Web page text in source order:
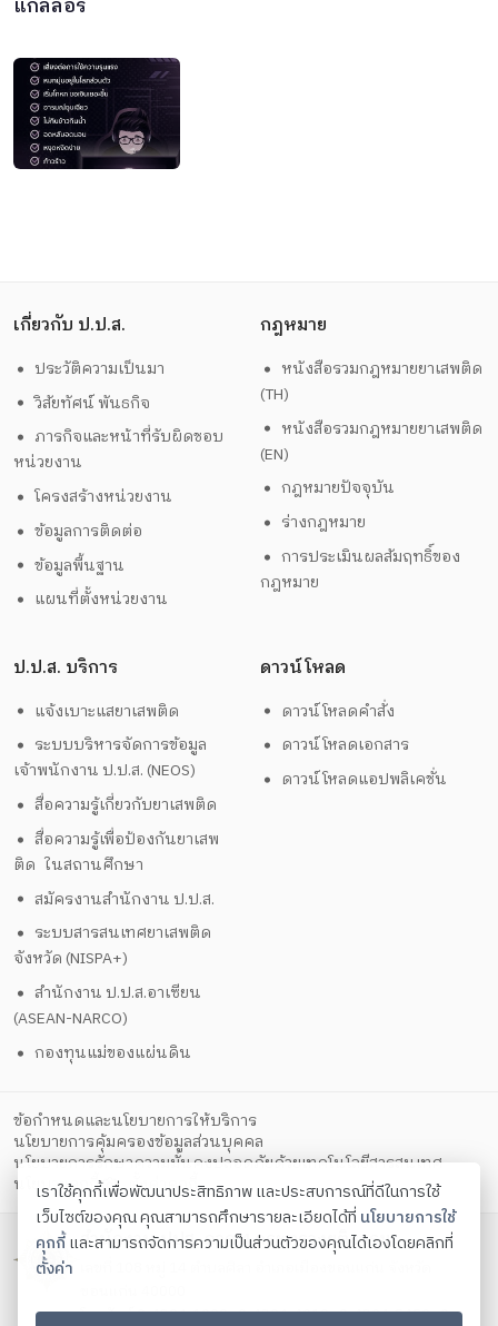
แกลลอรี่
เกี่ยวกับ ป.ป.ส.
ประวัติความเป็นมา
วิสัยทัศน์ พันธกิจ
ภารกิจและหน้าที่รับผิดชอบ
หน่วยงาน
โครงสร้างหน่วยงาน
ข้อมูลการติดต่อ
ข้อมูลพื้นฐาน
แผนที่ตั้งหน่วยงาน
กฎหมาย
หนังสือรวมกฎหมายยาเสพติด
(TH)
หนังสือรวมกฎหมายยาเสพติด
(EN)
กฎหมายปัจจุบัน
ร่างกฎหมาย
การประเมินผลสัมฤทธิ์ของ
กฎหมาย
ป.ป.ส. บริการ
แจ้งเบาะแสยาเสพติด
ระบบบริหารจัดการข้อมูล
เจ้าพนักงาน ป.ป.ส. (NEOS)
สื่อความรู้เกี่ยวกับยาเสพติด
สื่อความรู้เพื่อป้องกันยาเสพ
ติด ในสถานศึกษา
สมัครงานสำนักงาน ป.ป.ส.
ระบบสารสนเทศยาเสพติด
จังหวัด (NISPA+)
สำนักงาน ป.ป.ส.อาเซียน
(ASEAN-NARCO)
กองทุนแม่ของแผ่นดิน
ดาวน์โหลด
ดาวน์โหลดคำสั่ง
ดาวน์โหลดเอกสาร
ดาวน์โหลดแอปพลิเคชั่น
ข้อกำหนดและนโยบายการให้บริการ
นโยบายการคุ้มครองข้อมูลส่วนบุคคล
นโยบายการรักษาความมั่นคงปลอดภัยด้วยเทคโนโลยีสารสนเทศ
นโยบายคุกกี้
ตั้งค่าคุกกี้
สำนักงาน ปปส. ภาค 4 กระทรวงยุติธรรม
โทรศัพท์ 0-4324-1029 , 0-4324-4019 , 0-4324-5459 , 0-
เราใช้คุกกี้เพื่อพัฒนาประสิทธิภาพ และประสบการณ์ที่ดีในการใช้
เว็บไซต์ของคุณ คุณสามารถศึกษารายละเอียดได้ที่ นโยบายการใช้
คุกกี้และสามารถจัดการความเป็นส่วนตัวของคุณได้เองโดยคลิกที่
ตั้งค่า